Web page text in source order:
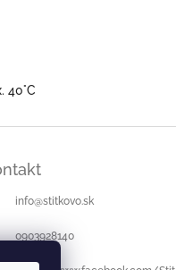
40°C
info@stitkovo.sk
0903928140